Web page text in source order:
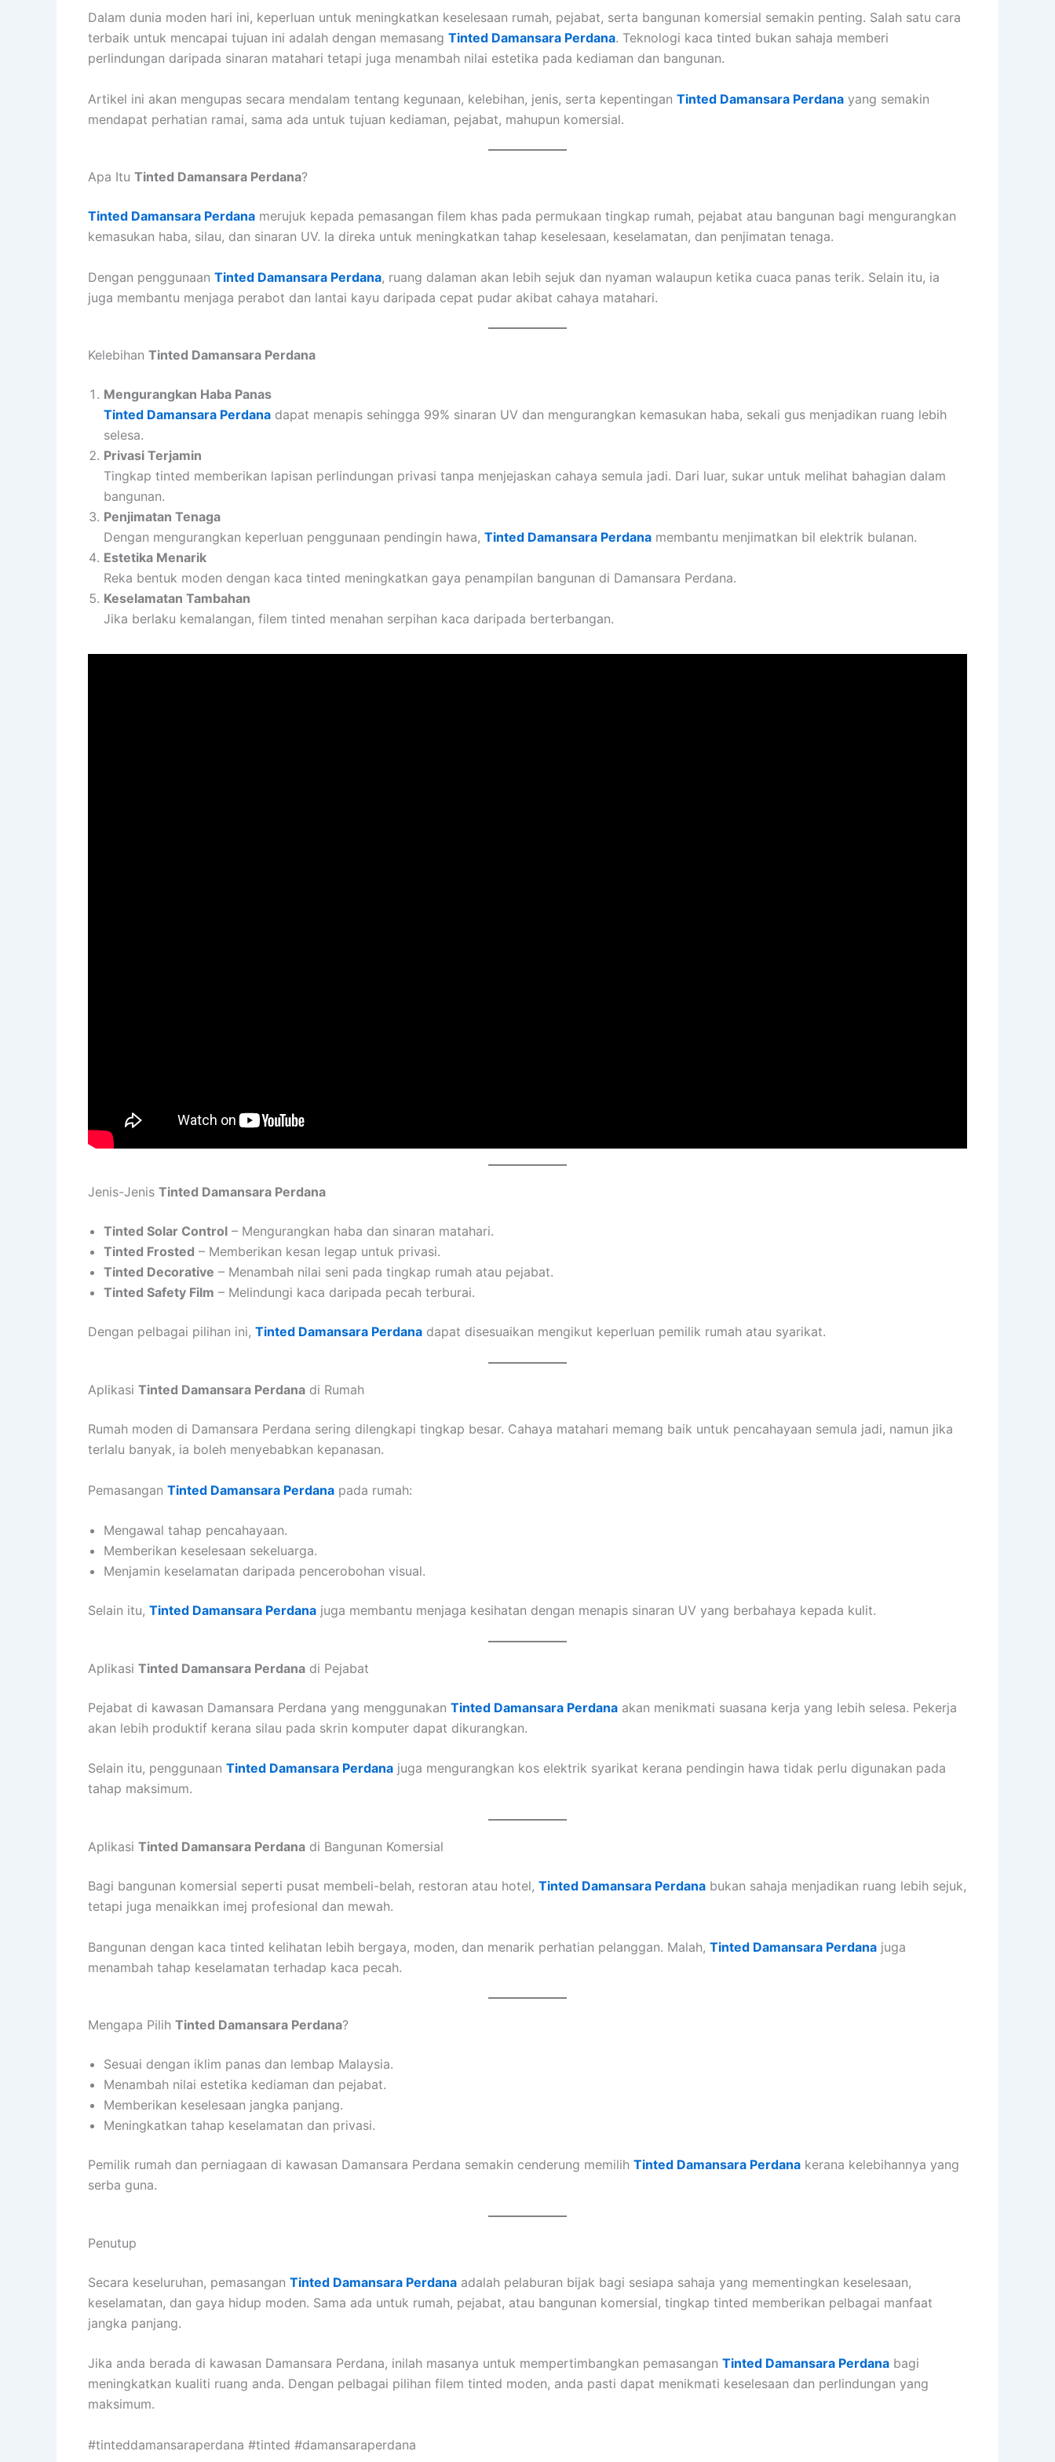
Dalam dunia moden hari ini, keperluan untuk meningkatkan keselesaan rumah, pejabat, serta bangunan komersial semakin penting. Salah satu cara
terbaik untuk mencapai tujuan ini adalah dengan memasang Tinted Damansara Perdana. Teknologi kaca tinted bukan sahaja memberi
perlindungan daripada sinaran matahari tetapi juga menambah nilai estetika pada kediaman dan bangunan.
Artikel ini akan mengupas secara mendalam tentang kegunaan, kelebihan, jenis, serta kepentingan Tinted Damansara Perdana yang semakin
mendapat perhatian ramai, sama ada untuk tujuan kediaman, pejabat, mahupun komersial.
Apa Itu Tinted Damansara Perdana?
Tinted Damansara Perdana merujuk kepada pemasangan filem khas pada permukaan tingkap rumah, pejabat atau bangunan bagi mengurangkan
kemasukan haba, silau, dan sinaran UV. Ia direka untuk meningkatkan tahap keselesaan, keselamatan, dan penjimatan tenaga.
Dengan penggunaan Tinted Damansara Perdana, ruang dalaman akan lebih sejuk dan nyaman walaupun ketika cuaca panas terik. Selain itu, ia
juga membantu menjaga perabot dan lantai kayu daripada cepat pudar akibat cahaya matahari.
Kelebihan Tinted Damansara Perdana
Mengurangkan Haba Panas
Tinted Damansara Perdana dapat menapis sehingga 99% sinaran UV dan mengurangkan kemasukan haba, sekali gus menjadikan ruang lebih
selesa.
Privasi Terjamin
Tingkap tinted memberikan lapisan perlindungan privasi tanpa menjejaskan cahaya semula jadi. Dari luar, sukar untuk melihat bahagian dalam
bangunan.
Penjimatan Tenaga
Dengan mengurangkan keperluan penggunaan pendingin hawa, Tinted Damansara Perdana membantu menjimatkan bil elektrik bulanan.
Estetika Menarik
Reka bentuk moden dengan kaca tinted meningkatkan gaya penampilan bangunan di Damansara Perdana.
Keselamatan Tambahan
Jika berlaku kemalangan, filem tinted menahan serpihan kaca daripada berterbangan.
Jenis-Jenis Tinted Damansara Perdana
Tinted Solar Control – Mengurangkan haba dan sinaran matahari.
Tinted Frosted – Memberikan kesan legap untuk privasi.
Tinted Decorative – Menambah nilai seni pada tingkap rumah atau pejabat.
Tinted Safety Film – Melindungi kaca daripada pecah terburai.
Dengan pelbagai pilihan ini, Tinted Damansara Perdana dapat disesuaikan mengikut keperluan pemilik rumah atau syarikat.
Aplikasi Tinted Damansara Perdana di Rumah
Rumah moden di Damansara Perdana sering dilengkapi tingkap besar. Cahaya matahari memang baik untuk pencahayaan semula jadi, namun jika
terlalu banyak, ia boleh menyebabkan kepanasan.
Pemasangan Tinted Damansara Perdana pada rumah:
Mengawal tahap pencahayaan.
Memberikan keselesaan sekeluarga.
Menjamin keselamatan daripada pencerobohan visual.
Selain itu, Tinted Damansara Perdana juga membantu menjaga kesihatan dengan menapis sinaran UV yang berbahaya kepada kulit.
Aplikasi Tinted Damansara Perdana di Pejabat
Pejabat di kawasan Damansara Perdana yang menggunakan Tinted Damansara Perdana akan menikmati suasana kerja yang lebih selesa. Pekerja
akan lebih produktif kerana silau pada skrin komputer dapat dikurangkan.
Selain itu, penggunaan Tinted Damansara Perdana juga mengurangkan kos elektrik syarikat kerana pendingin hawa tidak perlu digunakan pada
tahap maksimum.
Aplikasi Tinted Damansara Perdana di Bangunan Komersial
Bagi bangunan komersial seperti pusat membeli-belah, restoran atau hotel, Tinted Damansara Perdana bukan sahaja menjadikan ruang lebih sejuk,
tetapi juga menaikkan imej profesional dan mewah.
Bangunan dengan kaca tinted kelihatan lebih bergaya, moden, dan menarik perhatian pelanggan. Malah, Tinted Damansara Perdana juga
menambah tahap keselamatan terhadap kaca pecah.
Mengapa Pilih Tinted Damansara Perdana?
Sesuai dengan iklim panas dan lembap Malaysia.
Menambah nilai estetika kediaman dan pejabat.
Memberikan keselesaan jangka panjang.
Meningkatkan tahap keselamatan dan privasi.
Pemilik rumah dan perniagaan di kawasan Damansara Perdana semakin cenderung memilih Tinted Damansara Perdana kerana kelebihannya yang
serba guna.
Penutup
Secara keseluruhan, pemasangan Tinted Damansara Perdana adalah pelaburan bijak bagi sesiapa sahaja yang mementingkan keselesaan,
keselamatan, dan gaya hidup moden. Sama ada untuk rumah, pejabat, atau bangunan komersial, tingkap tinted memberikan pelbagai manfaat
jangka panjang.
Jika anda berada di kawasan Damansara Perdana, inilah masanya untuk mempertimbangkan pemasangan Tinted Damansara Perdana bagi
meningkatkan kualiti ruang anda. Dengan pelbagai pilihan filem tinted moden, anda pasti dapat menikmati keselesaan dan perlindungan yang
maksimum.
#tinteddamansaraperdana #tinted #damansaraperdana